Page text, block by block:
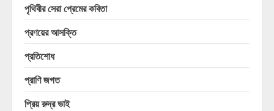
পৃথিবীর সেরা প্রেমের কবিতা
প্রণয়ের আসক্তি
প্রতিশোধ
প্রাণি জগত
প্রিয় রুদ্র ভাই